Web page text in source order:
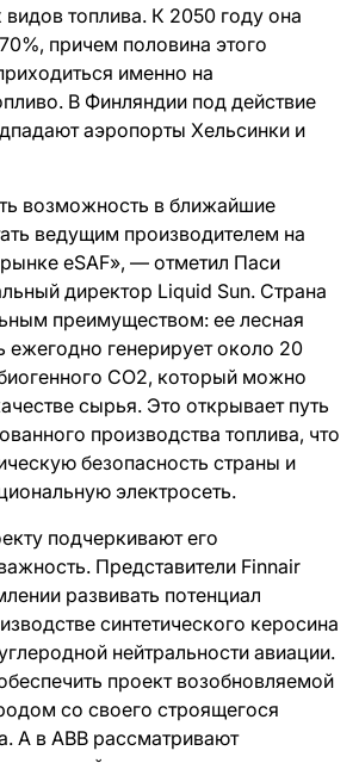
топлива. К 2050 году она
причем половина этого
именно на
В Финляндии под действие
аэропорты Хельсинки и
возможность в ближайшие
ведущим производителем на
eSAF», — отметил Паси
директор Liquid Sun. Страна
преимуществом: ее лесная
генерирует около 20
CO2, который можно
сырья. Это открывает путь
производства топлива, что
безопасность страны и
электросеть.
подчеркивают его
Представители Finnair
развивать потенциал
синтетического керосина
нейтральности авиации.
проект возобновляемой
со своего строящегося
А в ABB рассматривают